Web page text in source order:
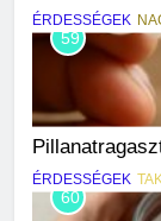
ÉRDESSÉGEK
59
ÉRDESSÉGEK
60